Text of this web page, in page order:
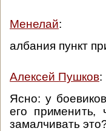
Менелай:
албания пункт
Алексей Пушков:
Ясно: у
его применить,
замалчивать